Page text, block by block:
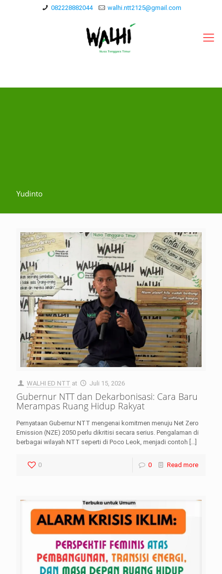
082228882044 walhi.ntt2125@gmail.com
Yudinto
WALHI ED NTT at Juli 15, 2026
Gubernur NTT dan Dekarbonisasi: Cara Baru
Merampas Ruang Hidup Rakyat
Pernyataan Gubernur NTT mengenai komitmen menuju Net Zero
Emission (NZE) 2050 perlu dikritisi secara serius. Pengalaman di
berbagai wilayah NTT seperti di Poco Leok, menjadi contoh
0 0 Read more